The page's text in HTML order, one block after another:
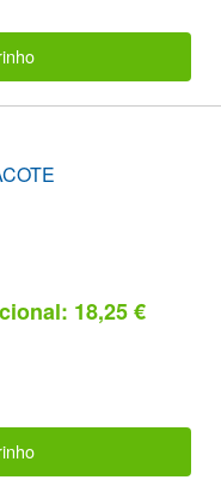
18,25 €